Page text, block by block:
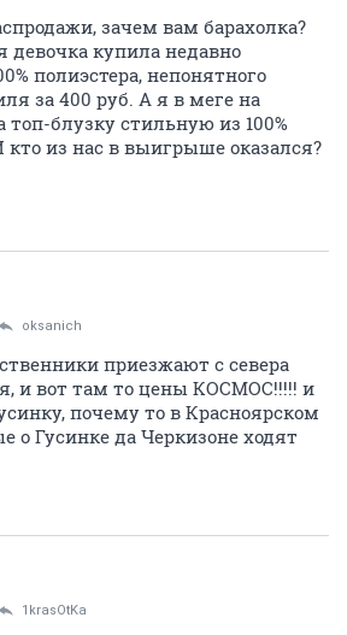
зачем вам барахолка?
девочка купила недавно
полиэстера, непонятного
за 400 руб. А я в меге на
топ-блузку стильную из 100%
кто из нас в выигрыше оказался?
oksanich
приезжают с севера
и вот там то цены КОСМОС!!!!! и
почему то в Красноярском
о Гусинке да Черкизоне ходят
1krasOtKa